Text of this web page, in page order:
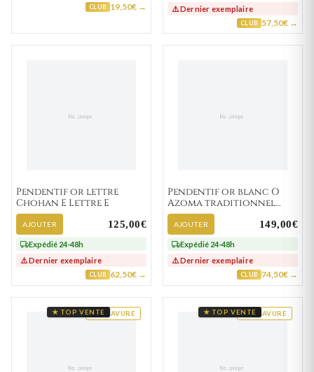
CLUB 19,50€ →
⚠️ Dernier exemplaire
CLUB 57,50€ →
Pendentif or lettre
Chohan E Lettre E
AJOUTER 125,00€
Expédié 24-48h
⚠️ Dernier exemplaire
CLUB 62,50€ →
Pendentif or blanc O
Azoma traditionnel
Lettre O
AJOUTER 149,00€
Expédié 24-48h
⚠️ Dernier exemplaire
CLUB 74,50€ →
GRAVURE
★ TOP VENTE GRAVURE
★ TOP VENTE